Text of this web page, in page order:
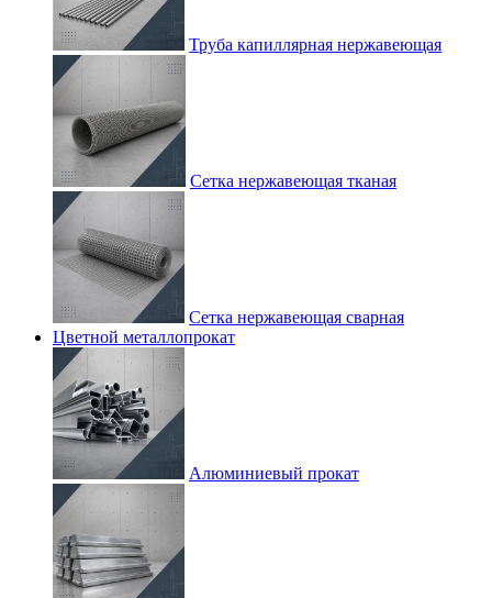
Труба капиллярная нержавеющая
Сетка нержавеющая тканая
Сетка нержавеющая сварная
Цветной металлопрокат
Алюминиевый прокат